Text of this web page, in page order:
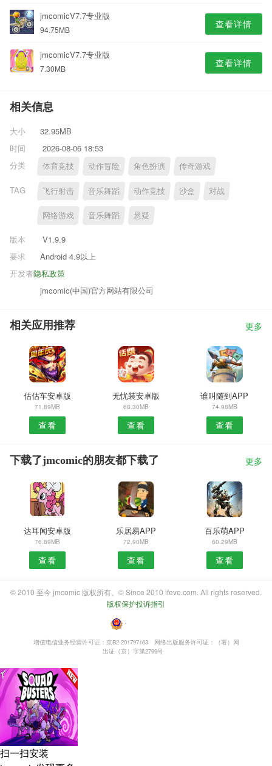
jmcomicV7.7专业版
94.75MB 查看详情
jmcomicV7.7专业版
7.30MB 查看详情
相关信息
大小
32.95MB
时间
2026-08-06 18:53
分类
体育竞技 动作冒险 角色扮演 传奇游戏
TAG 飞行射击 音乐舞蹈 动作竞技 沙盒 对战
网络游戏 音乐舞蹈 悬疑
版本
V1.9.9
要求
Android 4.9以上
隐私政策
开发者
jmcomic(中国)官方网站有限公司
相关应用推荐 更多
估估车安卓版
71.89MB
查看
无忧装安卓版
68.30MB
查看
谁叫随到APP
74.98MB
查看
下载了jmcomic的朋友都下载了 更多
达耳闻安卓版
76.89MB
查看
乐居易APP
72.90MB
查看
百乐萌APP
60.29MB
查看
© 2010 至今 jmcomic 版权所有。© Since 2010 ifeve.com. All rights reserved.
版权保护投诉指引
・
增值电信业务经营许可证：京B2-201797163
网络出版服务许可证：（署）网
出证（京）字第2799号
扫一扫安装